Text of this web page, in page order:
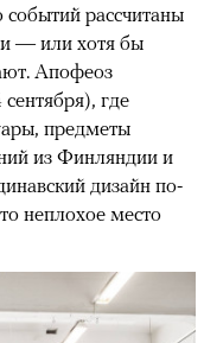
рассчитаны
— или хотя бы
Апофеоз
где
предметы
из Финляндии и
дизайн по-
неплохое место